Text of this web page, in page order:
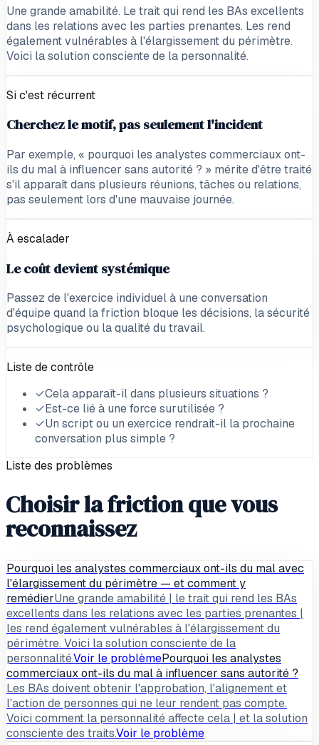
Une grande amabilité. Le trait qui rend les BAs excellents
dans les relations avec les parties prenantes. Les rend
également vulnérables à l'élargissement du périmètre.
Voici la solution consciente de la personnalité.
Si c'est récurrent
Cherchez le motif, pas seulement l'incident
Par exemple, « pourquoi les analystes commerciaux ont-
ils du mal à influencer sans autorité ? » mérite d'être traité
s'il apparaît dans plusieurs réunions, tâches ou relations,
pas seulement lors d'une mauvaise journée.
À escalader
Le coût devient systémique
Passez de l'exercice individuel à une conversation
d'équipe quand la friction bloque les décisions, la sécurité
psychologique ou la qualité du travail.
Liste de contrôle
✓Cela apparaît-il dans plusieurs situations ?
✓Est-ce lié à une force surutilisée ?
✓Un script ou un exercice rendrait-il la prochaine
conversation plus simple ?
Liste des problèmes
Choisir la friction que vous
reconnaissez
Pourquoi les analystes commerciaux ont-ils du mal avec
l'élargissement du périmètre — et comment y
remédierUne grande amabilité | le trait qui rend les BAs
excellents dans les relations avec les parties prenantes |
les rend également vulnérables à l'élargissement du
périmètre. Voici la solution consciente de la
personnalité.Voir le problèmePourquoi les analystes
commerciaux ont-ils du mal à influencer sans autorité ?
Les BAs doivent obtenir l'approbation, l'alignement et
l'action de personnes qui ne leur rendent pas compte.
Voici comment la personnalité affecte cela | et la solution
consciente des traits.Voir le problème